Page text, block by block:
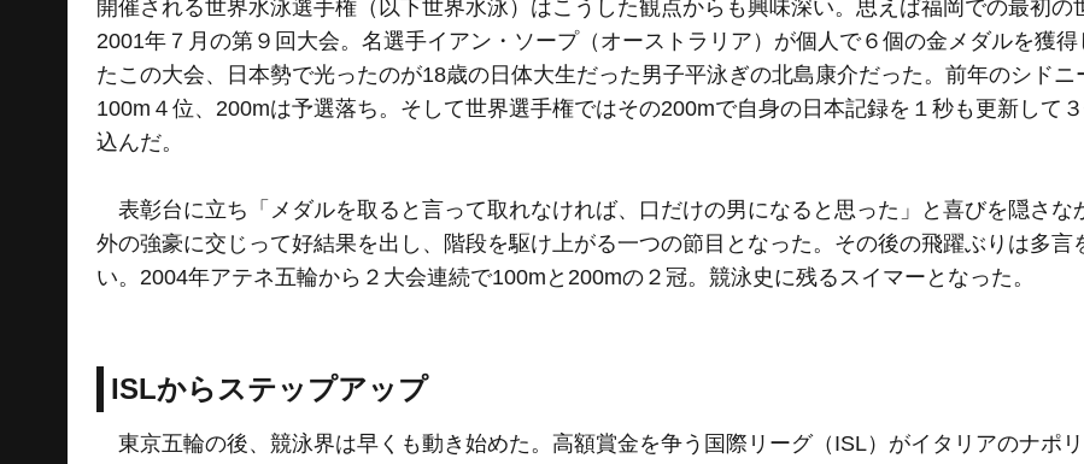
開催される世界水泳選手権（以下世界水泳）はこうした観点からも興味深い。思えば福岡での最初の
2001年７月の第９回大会。名選手イアン・ソープ（オーストラリア）が個人で６個の金メダルを獲得
たこの大会、日本勢で光ったのが18歳の日体大生だった男子平泳ぎの北島康介だった。前年のシドニ
100m４位、200mは予選落ち。そして世界選手権ではその200mで自身の日本記録を１秒も更新して
込んだ。
表彰台に立ち「メダルを取ると言って取れなければ、口だけの男になると思った」と喜びを隠さな
外の強豪に交じって好結果を出し、階段を駆け上がる一つの節目となった。その後の飛躍ぶりは多言
い。2004年アテネ五輪から２大会連続で100mと200mの２冠。競泳史に残るスイマーとなった。
ISLからステップアップ
東京五輪の後、競泳界は早くも動き始めた。高額賞金を争う国際リーグ（ISL）がイタリアのナポ